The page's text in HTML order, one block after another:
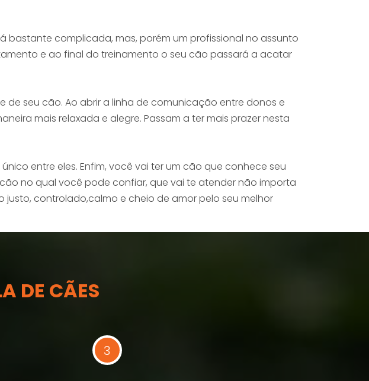
complicada, mas, porém um profissional no assunto
e ao final do treinamento o seu cão passará a acatar
seu cão. Ao abrir a linha de comunicação entre donos e
mais relaxada e alegre. Passam a ter mais prazer nesta
entre eles. Enfim, você vai ter um cão que conhece seu
no qual você pode confiar, que vai te atender não importa
controlado,calmo e cheio de amor pelo seu melhor
DE CÃES
3